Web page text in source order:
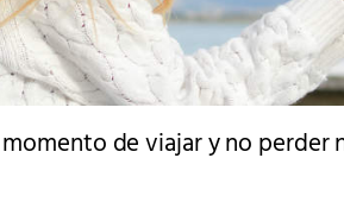
de viajar y no perder